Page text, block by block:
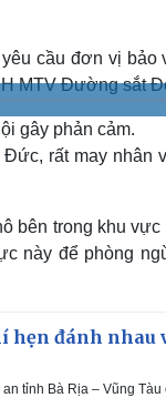
cầu đơn vị bảo
MTV Đường sắt
gây phản cảm.
rất may nhân
bên trong khu
này để phòng
đánh nhau
tỉnh Bà Rịa – Vũng